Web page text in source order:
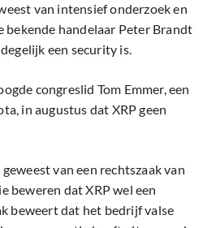
van intensief onderzoek en
bekende handelaar Peter Brandt
een security is.
congreslid Tom Emmer, een
in augustus dat XRP geen
van een rechtszaak van
beweren dat XRP wel een
beweert dat het bedrijf valse